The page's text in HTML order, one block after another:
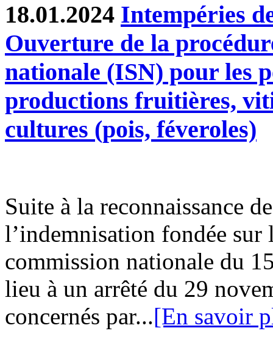
18.01.2024 Intempéries
Ouverture de la
nationale (ISN) pour les
productions fruitières,
cultures (pois, féveroles)
Suite à la reconnaissance
l’indemnisation fondée
commission nationale du
lieu à un arrêté du 29
concernés par...[En savoir